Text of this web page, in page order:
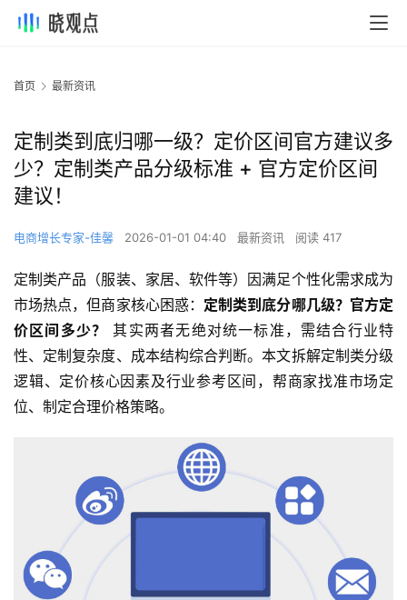
首页 最新资讯
定制类到底归哪一级？定价区间官方建议多
少？定制类产品分级标准 + 官方定价区间
建议！
电商增长专家-佳馨 2026-01-01 04:40 最新资讯 阅读 417
定制类产品（服装、家居、软件等）因满足个性化需求成为
市场热点，但商家核心困惑： 定制类到底分哪几级？官方定
价区间多少？
其实两者无绝对统一标准，需结合行业特
性、定制复杂度、成本结构综合判断。本文拆解定制类分级
逻辑、定价核心因素及行业参考区间，帮商家找准市场定
位、制定合理价格策略。